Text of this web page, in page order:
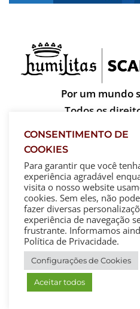
Por um mundo
Todos os
CONSENTIMENTO DE
COOKIES
Para garantir que você
experiência agradável
visita o nosso website
cookies. Sem eles, não
fazer diversas
experiência de navegação
frustrante. Informamos
Política de Privacidade.
Configurações de Cookies
Aceitar todos